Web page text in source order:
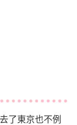
了東京也不例